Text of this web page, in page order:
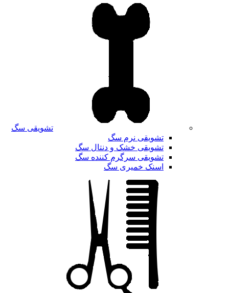
تشویقی سگ
تشویقی نرم سگ
تشویقی خشک و دنتال سگ
تشویقی سرگرم کننده سگ
اسنک خمیری سگ